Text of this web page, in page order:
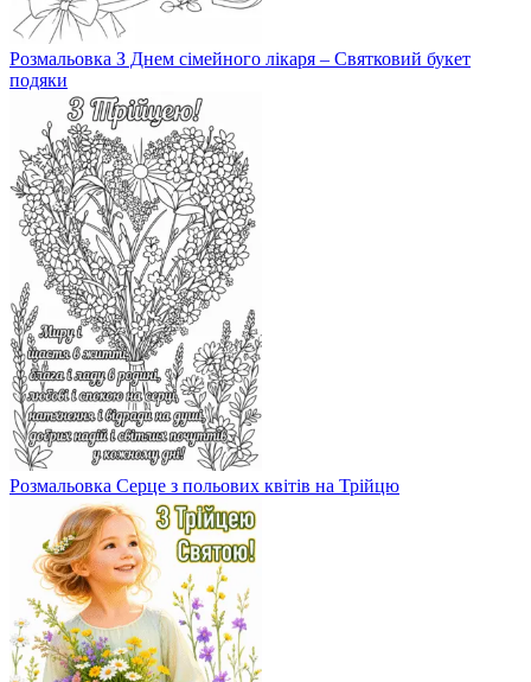
Розмальовка З Днем сімейного лікаря – Святковий букет
подяки
Розмальовка Серце з польових квітів на Трійцю